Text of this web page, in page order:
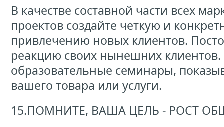
В качестве составной части всех
проектов создайте четкую и
привлечению новых клиентов.
реакцию своих нынешних
образовательные семинары,
вашего товара или услуги.
15.ПОМНИТЕ, ВАША ЦЕЛЬ - РОСТ